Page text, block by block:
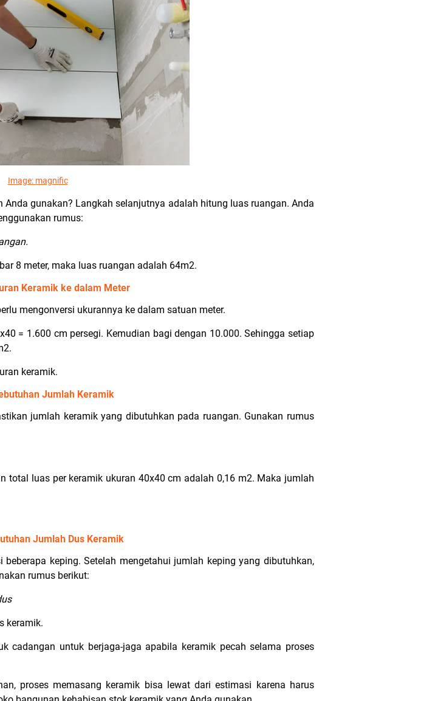
Image: magnific
gunakan? Langkah selanjutnya adalah hitung luas ruangan. Anda
rumus:
8 meter, maka luas ruangan adalah 64m2.
Keramik ke dalam Meter
mengonversi ukurannya ke dalam satuan meter.
= 1.600 cm persegi. Kemudian bagi dengan 10.000. Sehingga setiap
keramik.
Jumlah Keramik
jumlah keramik yang dibutuhkan pada ruangan. Gunakan rumus
total luas per keramik ukuran 40x40 cm adalah 0,16 m2. Maka jumlah
Jumlah Dus Keramik
keping. Setelah mengetahui jumlah keping yang dibutuhkan,
rumus berikut:
keramik.
cadangan untuk berjaga-jaga apabila keramik pecah selama proses
proses memasang keramik bisa lewat dari estimasi karena harus